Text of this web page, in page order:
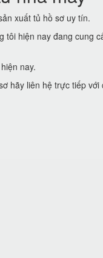
xuất tủ hồ sơ uy tín.
tôi hiện nay đang cung
nay.
hãy liên hệ trực tiếp với